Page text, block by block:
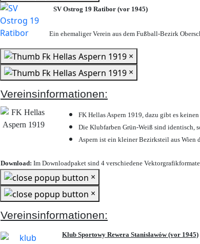
SV Ostrog 19 Ratibor (vor 1945)
Ein ehemaliger Verein aus dem Fußball-Bezirk
×
×
Vereinsinformationen:
FK Hellas Aspern 1919, dazu gibt es
Die Klubfarben Grün-Weiß sind identisch,
Aspern ist ein kleiner Bezirksteil aus Wien
Download: Im Downloadpaket sind 4 verschiedene
×
×
Vereinsinformationen:
Klub Sportowy Rewera Stanisławów (vor 1945)